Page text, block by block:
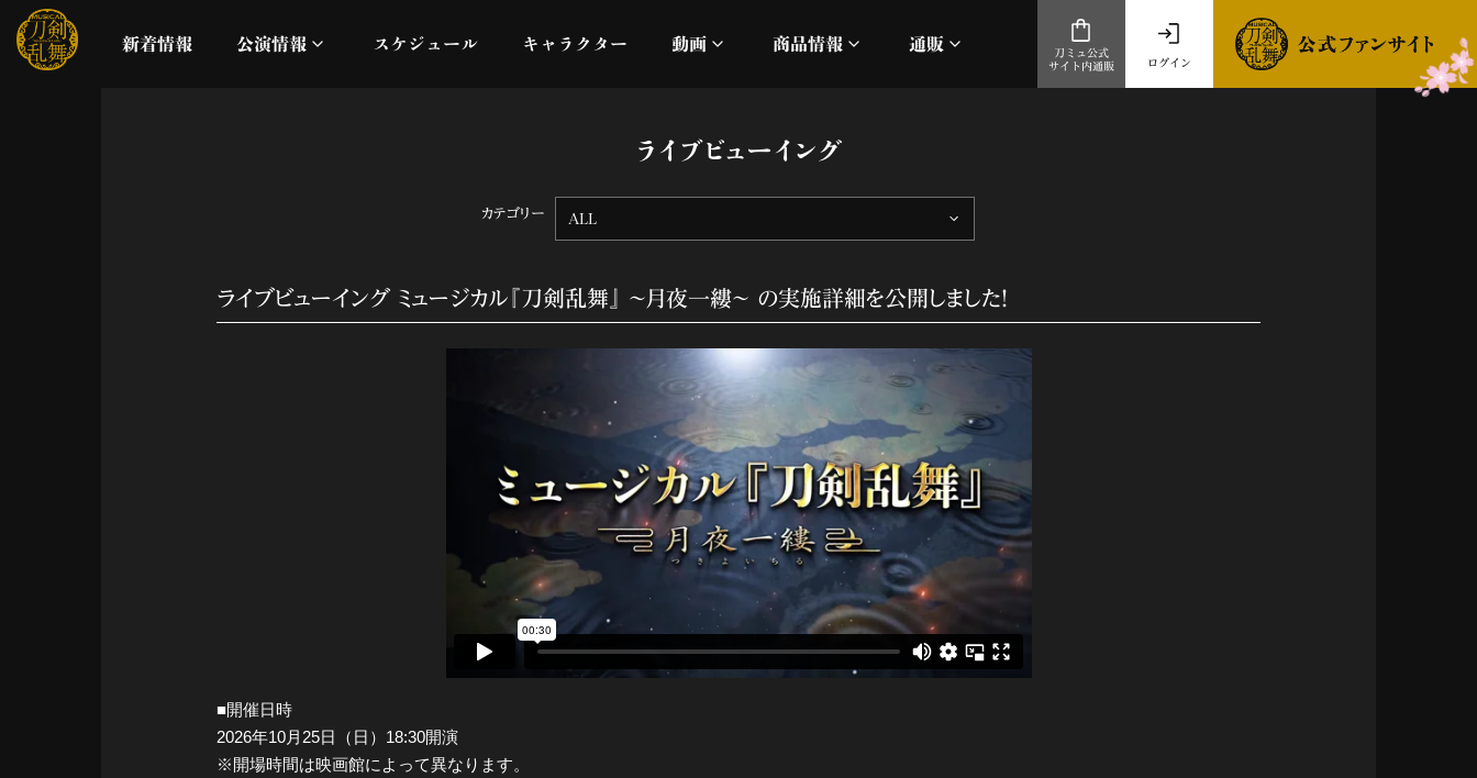
新着情報 公演情報
配信
スケジュール キャラクター 動画 商品情報
加州清光 単騎出陣 極
髭切 単騎出陣 ～夢幻泡影～
目出度歌誉花舞 十周年祝賀祭
全公演グッズ
ディスコグラフィー
通販
ログイン
刀ミュ公式
サイト内通販
ライブビューイング
カテゴリー ALL
ライブビューイング ミュージカル『刀剣乱舞』 ～月夜一縷～ の実施詳細を公開しました！
■開催日時
2026年10月25日（日）18:30開演
※開場時間は映画館によって異なります。